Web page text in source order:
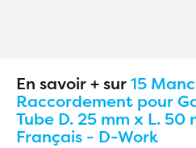
En savoir + sur15
Raccordement pour
Tube D. 25 mm x L. 50
Français - D-Work